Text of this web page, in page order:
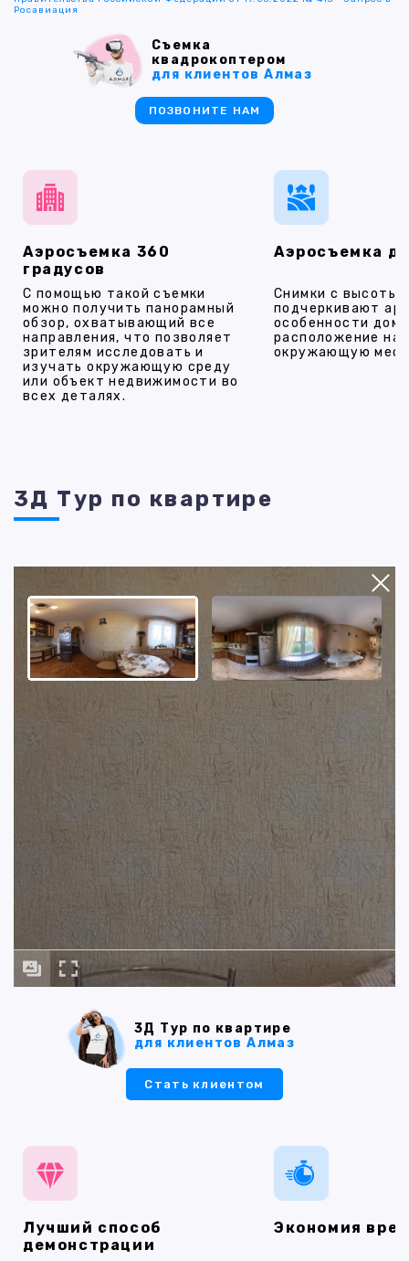
Аэросъемка 360
градусов
С помощью такой съемки
можно получить панорамный
обзор, охватывающий все
направления, что позволяет
зрителям исследовать и
изучать окружающую среду
или объект недвижимости во
всех деталях.
Аэросъемка
Снимки с высоты
подчеркивают
особенности
расположение на
окружающую
Росавиация
Съемка
квадрокоптером
для клиентов Алмаз
ПОЗВОНИТЕ НАМ
3Д Тур по квартире
3Д Тур по квартире
для клиентов Алмаз
Стать клиентом
Лучший способ
демонстрации
Экономия